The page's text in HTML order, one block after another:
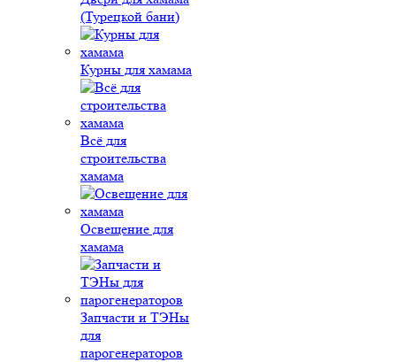
(Турецкой бани)
Курны для хамама
Всё для
строительства
хамама
Освещение для
хамама
Запчасти и ТЭНы
для
парогенераторов